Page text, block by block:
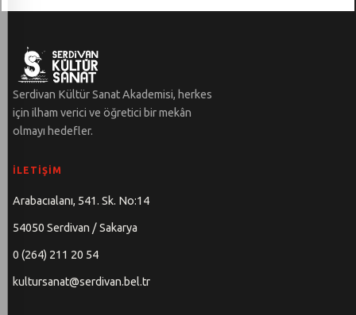
Serdivan Kültür Sanat Akademisi, herkes
için ilham verici ve öğretici bir mekân
olmayı hedefler.
İLETIŞIM
Arabacıalanı, 541. Sk. No:14
54050 Serdivan / Sakarya
0 (264) 211 20 54
kultursanat@serdivan.bel.tr